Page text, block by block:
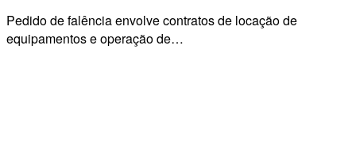
Pedido de falência envolve contratos de locação de
equipamentos e operação de…